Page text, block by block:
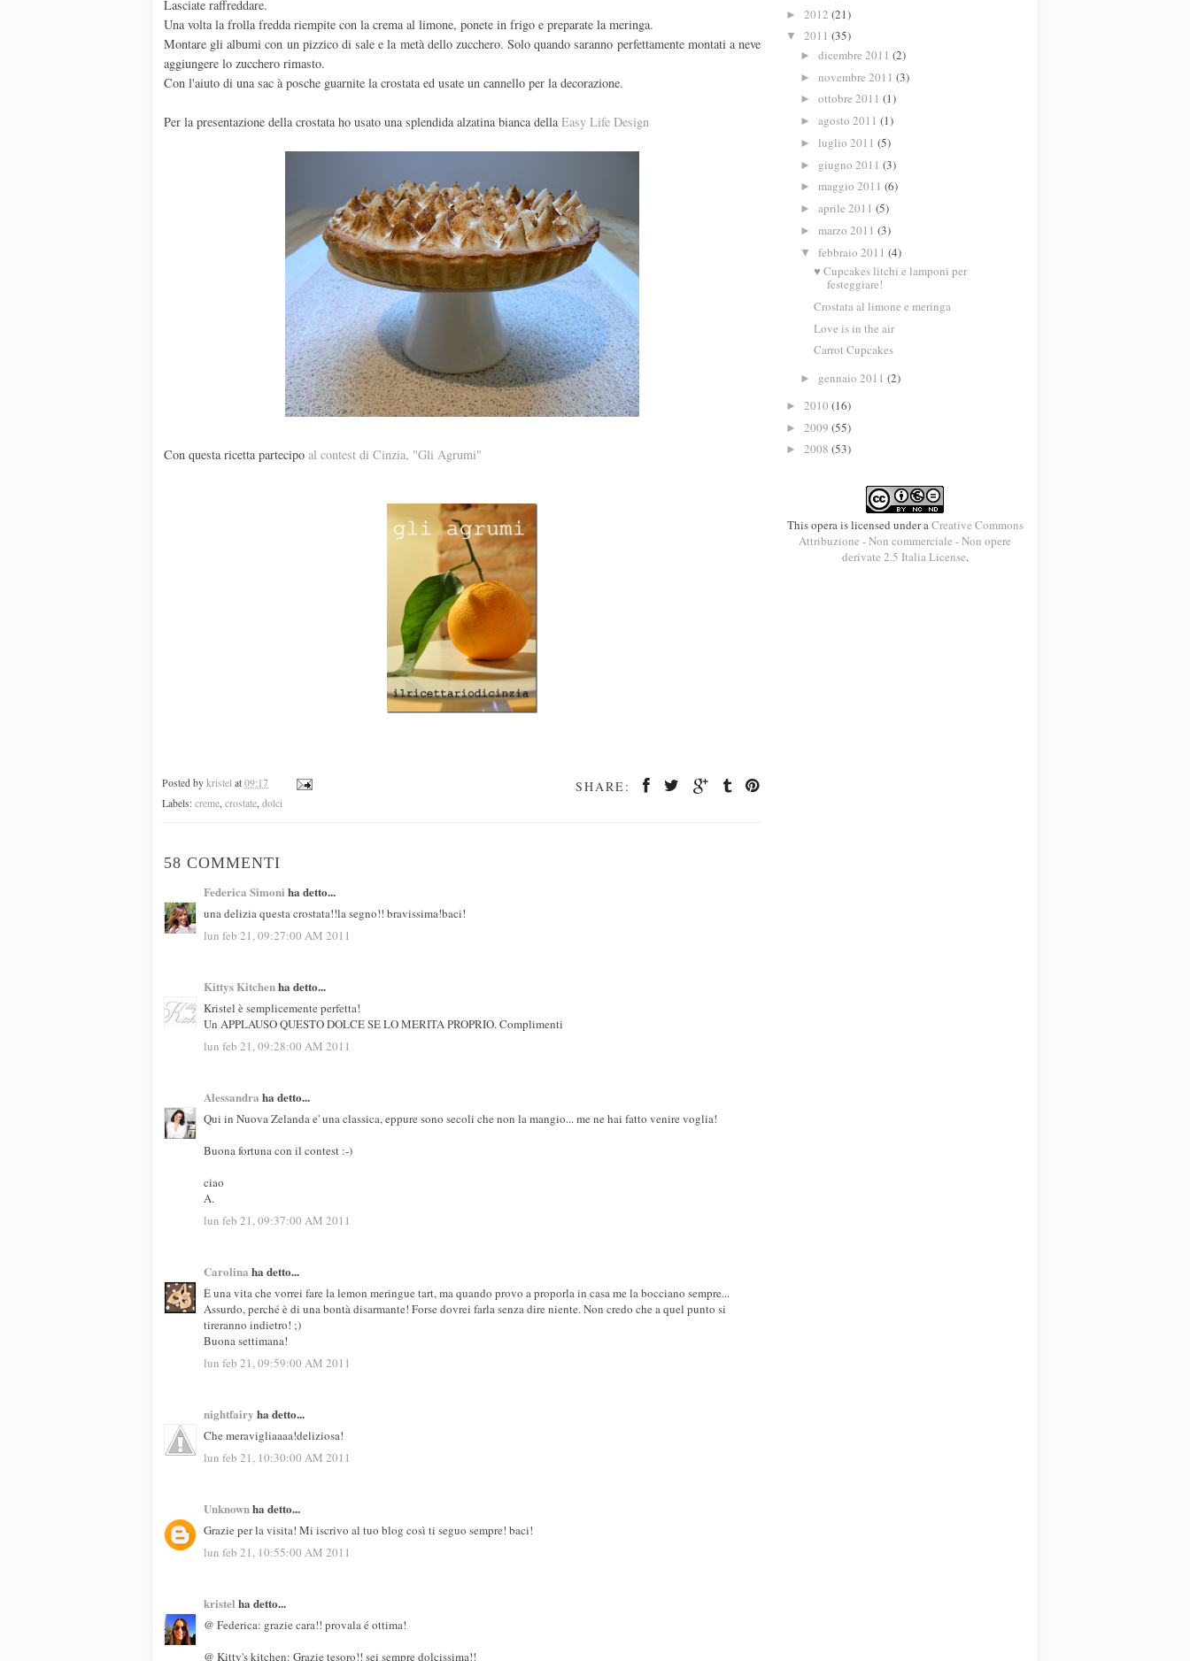
Lasciate raffreddare.
Una volta la frolla fredda riempite con la crema al limone, ponete in frigo e preparate la meringa.
Montare gli albumi con un pizzico di sale e la metà dello zucchero. Solo quando saranno perfettamente montati a neve
aggiungere lo zucchero rimasto.
Con l'aiuto di una sac à posche guarnite la crostata ed usate un cannello per la decorazione.
Per la presentazione della crostata ho usato una splendida alzatina bianca dellaEasy Life Design
Con questa ricetta partecipo al contest di Cinzia, "Gli Agrumi"
SHARE:
Posted by kristel at 09:17
Labels: creme crostate dolci
58 COMMENTI
Federica Simoni ha detto...
una delizia questa crostata!!la segno!! bravissima!baci!
lun feb 21, 09:27:00 AM 2011
Kittys Kitchenha detto...
Kristel è semplicemente perfetta!
Un APPLAUSO QUESTO DOLCE SE LO MERITA PROPRIO. Complimenti
lun feb 21, 09:28:00 AM 2011
Alessandra ha detto...
Qui in Nuova Zelanda e' una classica, eppure sono secoli che non la mangio... me ne hai fatto venire voglia!
Buona fortuna con il contest :-)
ciao
A.
lun feb 21, 09:37:00 AM 2011
Carolina ha detto...
È una vita che vorrei fare la lemon meringue tart, ma quando provo a proporla in casa me la bocciano sempre...
Assurdo, perché è di una bontà disarmante! Forse dovrei farla senza dire niente. Non credo che a quel punto si
tireranno indietro! ;)
Buona settimana!
lun feb 21, 09:59:00 AM 2011
nightfairy ha detto...
Che meravigliaaaa!deliziosa!
lun feb 21, 10:30:00 AM 2011
Unknownha detto...
Grazie per la visita! Mi iscrivo al tuo blog così ti seguo sempre! baci!
lun feb 21, 10:55:00 AM 2011
kristel ha detto...
@ Federica: grazie cara!! provala é ottima!
@ Kitty's kitchen: Grazie tesoro!! sei sempre dolcissima!!
► 2012 (21)
▼ 2011 (35)
► dicembre 2011 (2)
► novembre 2011 (3)
► ottobre 2011 (1)
► agosto 2011 (1)
► luglio 2011 (5)
► giugno 2011 (3)
► maggio 2011 (6)
► aprile 2011 (5)
► marzo 2011 (3)
▼ febbraio 2011 (4)
♥ Cupcakes litchi e lamponi per
festeggiare!
Crostata al limone e meringa
Love is in the air
Carrot Cupcakes
► gennaio 2011 (2)
► 2010 (16)
► 2009 (55)
► 2008 (53)
This opera is licensed under a Creative Commons
Attribuzione - Non commerciale - Non opere
derivate 2.5 Italia License.